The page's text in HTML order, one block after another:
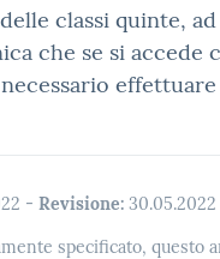
classi quinte,
che se si accede
- Revisione: 30.05.2022
specificato, questo